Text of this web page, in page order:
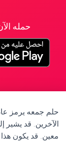
حمله
حلم جمعه يرمز
الآخرين. قد يشير
معين. قد يكون هذا